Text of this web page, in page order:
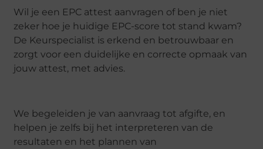
Wil je een EPC attest aanvragen of ben je niet
zeker hoe je huidige EPC-score tot stand kwam?
De Keurspecialist is erkend en betrouwbaar en
zorgt voor een duidelijke en correcte opmaak van
jouw attest, met advies.
We begeleiden je van aanvraag tot afgifte, en
helpen je zelfs bij het interpreteren van de
resultaten en het plannen van